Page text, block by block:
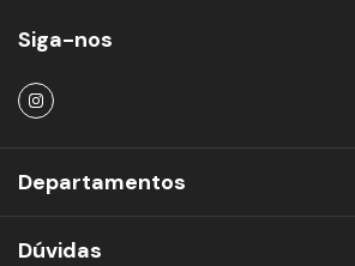
Siga-nos
Departamentos
Dúvidas